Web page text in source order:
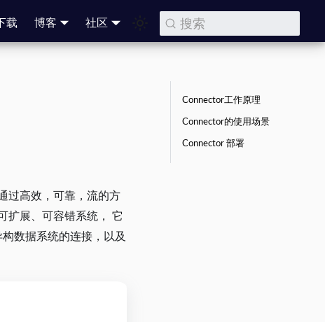
载 博客 社区 搜索
过高效，可靠，流的方
扩展、可容错系统， 它
数据系统的连接，以及
Connector工作原理
Connector的使用场景
Connector 部署